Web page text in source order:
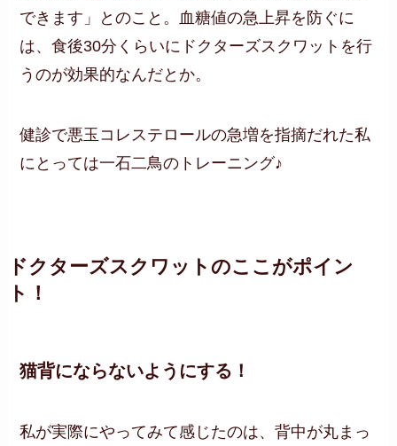
できます」とのこと。血糖値の急上昇を防ぐに
は、食後30分くらいにドクターズスクワットを行
うのが効果的なんだとか。
健診で悪玉コレステロールの急増を指摘だれた私
にとっては一石二鳥のトレーニング♪
ドクターズスクワットのここがポイン
ト！
猫背にならないようにする！
私が実際にやってみて感じたのは、背中が丸まっ